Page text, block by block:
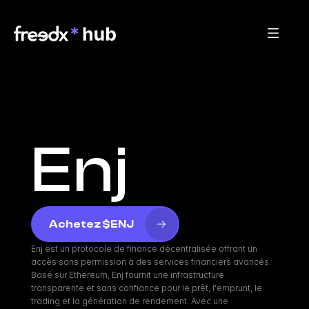
Enj
Achetez $ENJ
Enj est un protocole de finance décentralisée offrant un
accès sans permission à des services financiers avancés.
Basé sur Ethereum, Enj fournit une infrastructure
transparente et sans confiance pour le prêt, l'emprunt, le
trading et la génération de rendement. Avec une